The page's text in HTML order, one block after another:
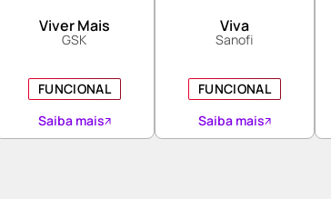
Viver Mais
GSK
FUNCIONAL
Saiba mais
Viva
Sanofi
FUNCIONAL
Saiba mais